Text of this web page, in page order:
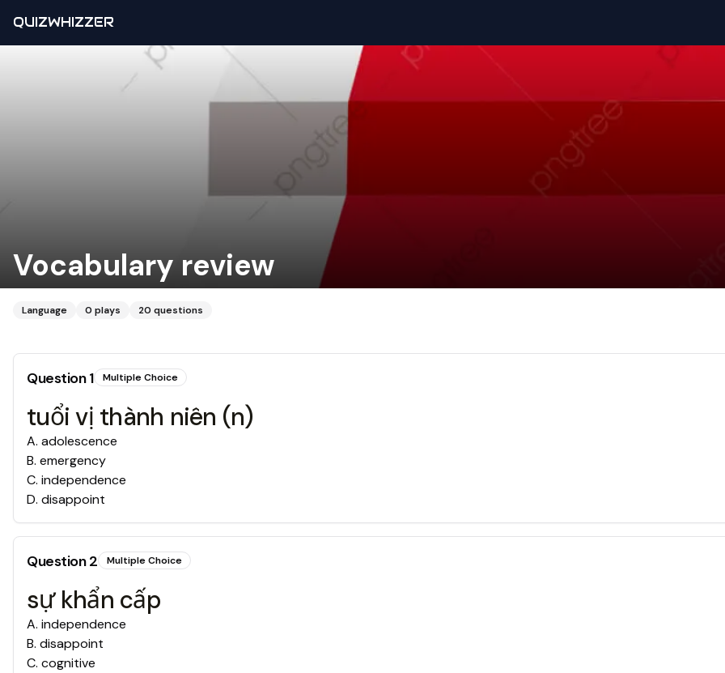
QUIZWHIZZER
Vocabulary review
Language 0 plays 20 questions
Question1 Multiple Choice
tuổi vị thành niên (n)
A. adolescence
B. emergency
C. independence
D. disappoint
Question2 Multiple Choice
sự khẩn cấp
A. independence
B. disappoint
C. cognitive